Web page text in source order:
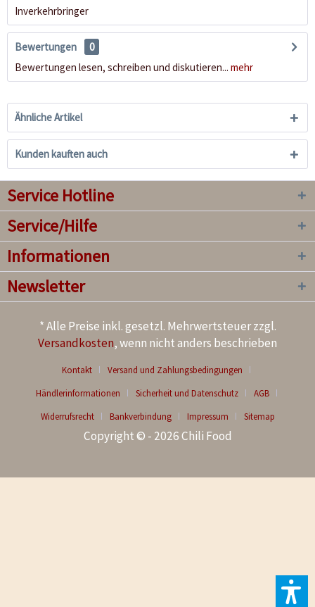
Inverkehrbringer
Bewertungen
0
Bewertungen lesen, schreiben und diskutieren... mehr
Ähnliche Artikel
Kunden kauften auch
Service Hotline
Service/Hilfe
Informationen
Newsletter
* Alle Preise inkl. gesetzl. Mehrwertsteuer zzgl.
Versandkosten, wenn nicht anders beschrieben
Kontakt
Versand und Zahlungsbedingungen
Händlerinformationen
Sicherheit und Datenschutz
AGB
Widerrufsrecht
Bankverbindung Impressum Sitemap
Copyright © - 2026 Chili Food